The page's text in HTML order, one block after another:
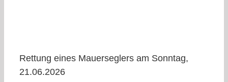
Rettung eines Mauerseglers am Sonntag,
21.06.2026